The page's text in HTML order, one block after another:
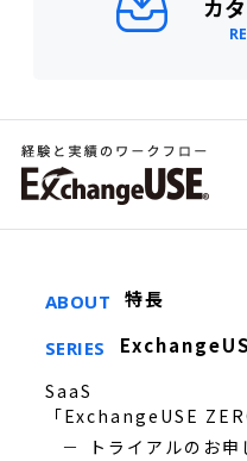
カ
ABOUT 特長
SERIES
SaaS
「ExchangeUSE
トライアルのお申